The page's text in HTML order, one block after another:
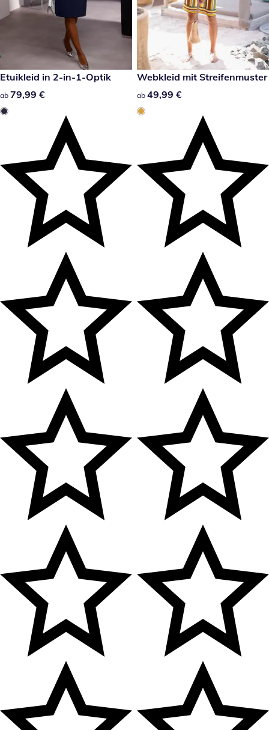
79,99 €
Etuikleid in 2-in-1-Optik
79,99 €
ab 79,99 €
49,99 €
Webkleid mit Streifenmuster
49,99 €
ab 49,99 €